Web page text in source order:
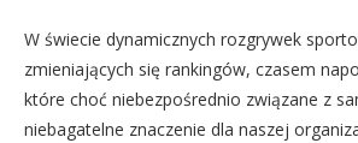
W świecie dynamicznych rozgrywek
zmieniających się rankingów, czasem
które choć niebezpośrednio związane z
niebagatelne znaczenie dla naszej